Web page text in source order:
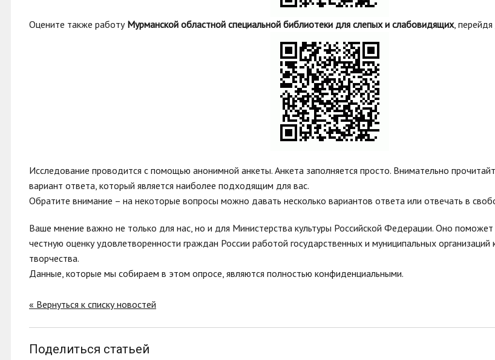
Оцените также работу Мурманской областной специальной библиотеки для слепых и слабовидящих, перейдя
Исследование проводится с помощью анонимной анкеты. Анкета заполняется просто. Внимательно
вариант ответа, который является наиболее подходящим для вас.
Обратите внимание – на некоторые вопросы можно давать несколько вариантов ответа или отвечать в
Ваше мнение важно не только для нас, но и для Министерства культуры Российской Федерации. Оно поможет
честную оценку удовлетворенности граждан России работой государственных и муниципальных организаций
творчества.
Данные, которые мы собираем в этом опросе, являются полностью конфиденциальными.
« Вернуться к списку новостей
Поделиться статьей